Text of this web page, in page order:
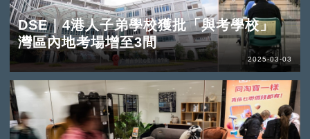
DSE｜4港人子弟學校獲批「與考學校」
灣區內地考場增至3間
2025-03-03